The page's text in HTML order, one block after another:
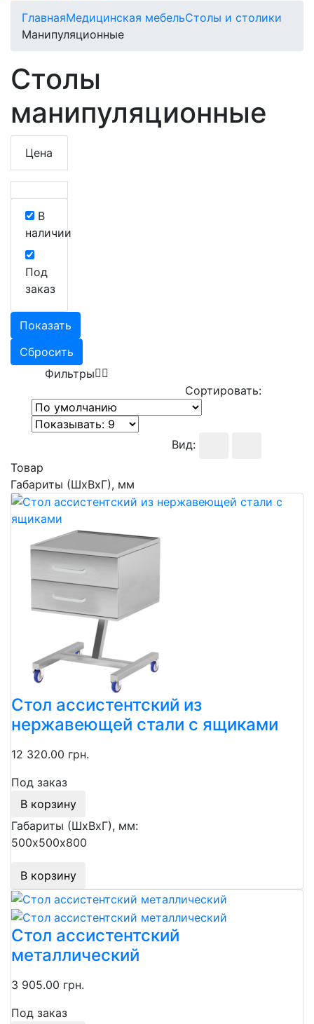
ГлавнаяМедицинская мебельСтолы и столики
Манипуляционные
Столы
манипуляционные
Цена
В
наличии
Под
заказ
Показать
Сбросить
Фильтры
Сортировать:
Вид:
Товар
Габариты (ШхВхГ), мм
Стол ассистентский из
нержавеющей стали с ящиками
12 320.00 грн.
Под заказ
В корзину
Габариты (ШхВхГ), мм:
500х500х800
В корзину
Стол ассистентский
металлический
3 905.00 грн.
Под заказ